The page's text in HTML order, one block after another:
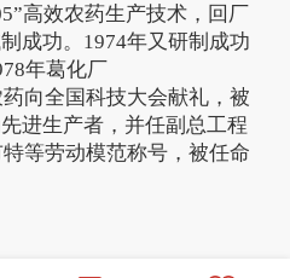
高效农药生产技术，回厂
成功。1974年又研制成功
年葛化厂
药向全国科技大会献礼，被
进生产者，并任副总工程
等劳动模范称号，被任命